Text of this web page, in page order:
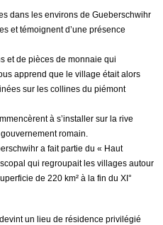
dans les environs de Gueberschwihr
et témoignent d’une présence
et de pièces de monnaie qui
apprend que le village était alors
sur les collines du piémont
à s’installer sur la rive
romain.
a fait partie du « Haut
qui regroupait les villages autour
de 220 km² à la fin du XI°
un lieu de résidence privilégié